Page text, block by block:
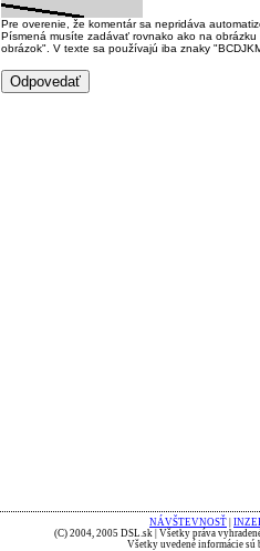
Pre overenie, že komentár sa nepridáva
Písmená musíte zadávať rovnako ako na
obrázok". V texte sa používajú iba znaky
NÁVŠTEVNOSŤ
(C) 2004, 2005 DSL.sk | Všetky práva
Všetky uvedené informácie sú